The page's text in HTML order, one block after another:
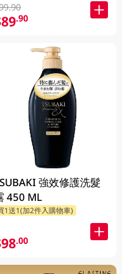
.90
強效修護洗髮
450 ML
1送1(加2件入購物車)
.00